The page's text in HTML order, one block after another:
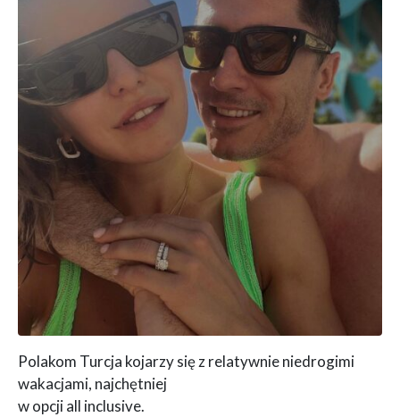
Polakom Turcja kojarzy się z relatywnie niedrogimi
wakacjami, najchętniej
w opcji all inclusive.​